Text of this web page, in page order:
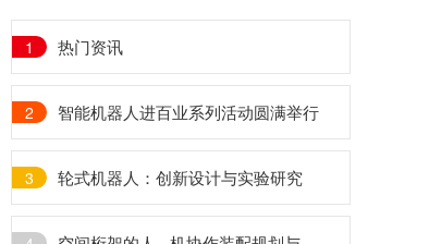
1 热门资讯
2 智能机器人进百业系列活动圆满举行
3 轮式机器人：创新设计与实验研究